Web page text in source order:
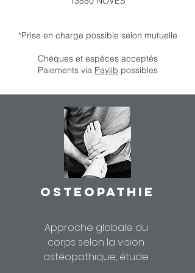
*Prise en charge possible selon mutuelle
Chèques et espèces acceptés
Paiements via Paylib possibles
OSTEOPATHIE
Approche globale du
corps selon la vision
ostéopathique, étude